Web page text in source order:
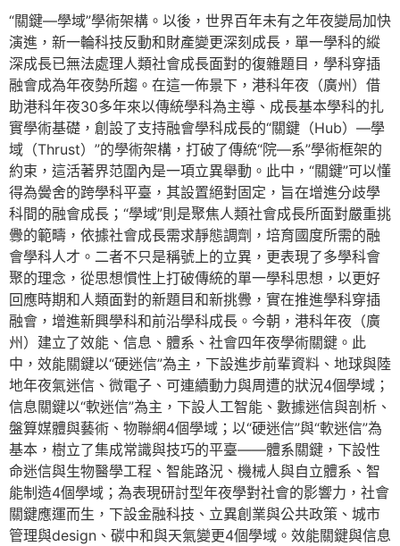
“關鍵—學域”學術架構。以後，世界百年未有之年夜變局加快
演進，新一輪科技反動和財產變更深刻成長，單一學科的縱
深成長已無法處理人類社會成長面對的復雜題目，學科穿插
融會成為年夜勢所趨。在這一佈景下，港科年夜（廣州）借
助港科年夜30多年來以傳統學科為主導、成長基本學科的扎
實學術基礎，創設了支持融會學科成長的“關鍵（Hub）—學
域（Thrust）”的學術架構，打破了傳統“院—系”學術框架的
約束，這活著界范圍內是一項立異舉動。此中，“關鍵”可以懂
得為黌舍的跨學科平臺，其設置絕對固定，旨在增進分歧學
科間的融會成長；“學域”則是聚焦人類社會成長所面對嚴重挑
釁的範疇，依據社會成長需求靜態調劑，培育國度所需的融
會學科人才。二者不只是稱號上的立異，更表現了多學科會
聚的理念，從思想慣性上打破傳統的單一學科思想，以更好
回應時期和人類面對的新題目和新挑釁，實在推進學科穿插
融會，增進新興學科和前沿學科成長。今朝，港科年夜（廣
州）建立了效能、信息、體系、社會四年夜學術關鍵。此
中，效能關鍵以“硬迷信”為主，下設進步前輩資料、地球與陸
地年夜氣迷信、微電子、可連續動力與周遭的狀況4個學域；
信息關鍵以“軟迷信”為主，下設人工智能、數據迷信與剖析、
盤算媒體與藝術、物聯網4個學域；以“硬迷信”與“軟迷信”為
基本，樹立了集成常識與技巧的平臺——體系關鍵，下設性
命迷信與生物醫學工程、智能路況、機械人與自立體系、智
能制造4個學域；為表現研討型年夜學對社會的影響力，社會
關鍵應運而生，下設金融科技、立異創業與公共政策、城市
管理與design、碳中和與天氣變更4個學域。效能關鍵與信息